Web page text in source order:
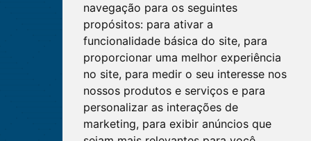
navegação para os seguintes
propósitos: para ativar a
funcionalidade básica do site, para
proporcionar uma melhor experiência
no site, para medir o seu interesse nos
nossos produtos e serviços e para
personalizar as interações de
marketing, para exibir anúncios que